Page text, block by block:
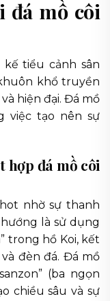
đá mồ côi
kế tiểu cảnh sân
khổ truyền
hiện đại. Đá mồ
việc tạo nên sự
hợp đá mồ côi
nhờ sự thanh
là sử dụng
trong hồ Koi, kết
đèn đá. Đá mồ
(ba ngọn
chiều sâu và sự